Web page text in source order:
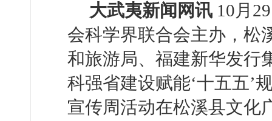
大武夷新闻网讯 10月
会科学界联合会主办，松
和旅游局、福建新华发行
科强省建设赋能‘十五五’
宣传周活动在松溪县文化